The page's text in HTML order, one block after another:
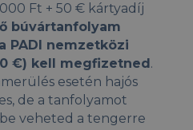
Ft + 50 € kártyadíj
búvártanfolyam
PADI nemzetközi
€) kell megfizetned.
esetén hajós
de a tanfolyamot
veheted a tengerre